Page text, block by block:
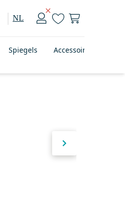
NL
Spiegels Accessoires